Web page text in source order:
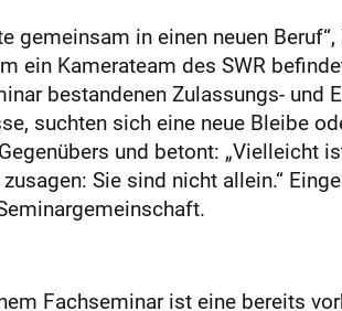
gemeinsam in einen neuen
ein Kamerateam des SWR
bestandenen Zulassungs- und
suchten sich eine neue Bleibe
und betont: „Vielleicht
Sie sind nicht allein.“
Fachseminar ist eine bereits